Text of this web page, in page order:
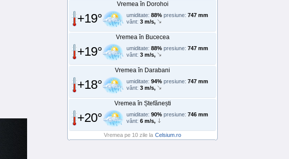
Vremea în Dorohoi
+19° umiditate: 88% presiune: 747 mm
vânt: 3 m/s,
Vremea în Bucecea
+19° umiditate: 88% presiune: 747 mm
vânt: 3 m/s,
Vremea în Darabani
+18° umiditate: 94% presiune: 747 mm
vânt: 3 m/s,
Vremea în Ștefănești
+20° umiditate: 90% presiune: 746 mm
vânt: 6 m/s,
Vremea pe 10 zile la Celsium.ro